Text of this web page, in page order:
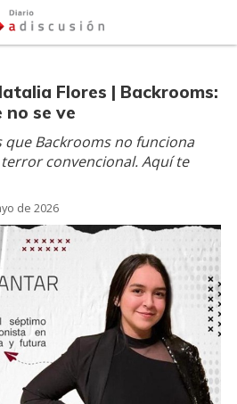
Flores | Backrooms:
no se ve
que Backrooms no funciona
convencional. Aquí te
de 2026